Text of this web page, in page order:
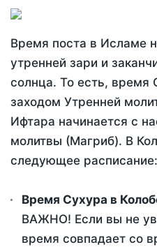
Время поста в Исламе
утренней зари и
солнца. То есть, время
заходом Утренней
Ифтара начинается с
молитвы (Магриб). В
следующее расписание:
Время Сухура в
ВАЖНО! Если вы не
время совпадает со